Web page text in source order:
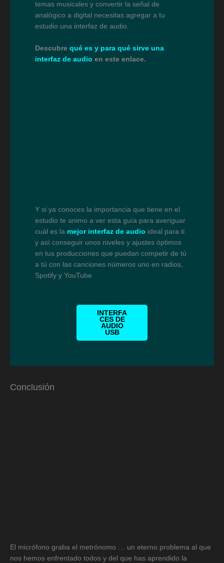
temas musicales y convertir la señal de
analógico a digital necesitas agregar a tu
estudio una interfaz de audio.
Descubre qué es y para qué sirve una
interfaz de audio en este enlace.
Y si ya conoces la importancia que tiene en el
estudio te animo a ver esta guía para averiguar
cuál es la mejor interfaz de audio ideal para ti
y así conseguir unos niveles y ajustes óptimos
en tus producciones que puedan competir de tú
a tú con las canciones números uno en radios,
Spotify y YouTube
INTERFA
CES DE
AUDIO
USB
Conclusión
El micrófono graba el metrónomo … un eterno problema al que
nos hemos enfrentado todos y del que has aprendido la